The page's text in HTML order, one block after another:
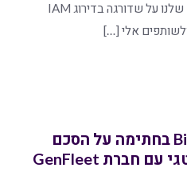
ברכות לקבוצת עסקאות ה-IP שלנו על שדורגה בדירוג IAM
ייצוג חברת BioLineRX בחתימה על הסכם
שיתוף פעולה אסטרטגי עם חברת GenFleet